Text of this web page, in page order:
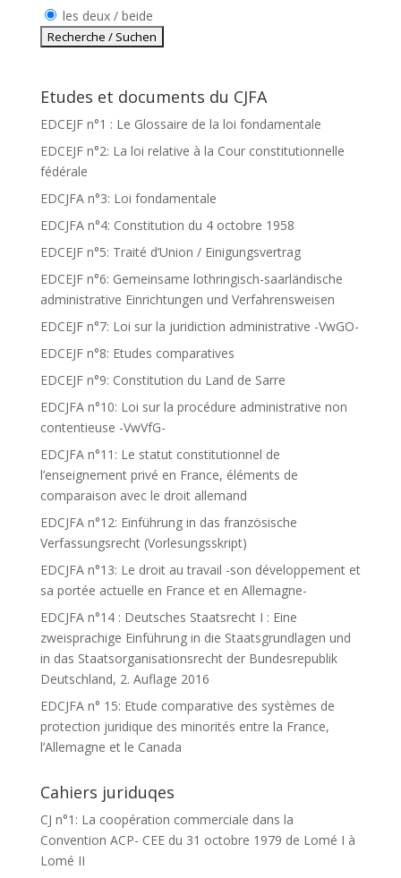
les deux / beide
Etudes et documents du CJFA
EDCEJF n°1 : Le Glossaire de la loi fondamentale
EDCEJF n°2: La loi relative à la Cour constitutionnelle
fédérale
EDCJFA n°3: Loi fondamentale
EDCJFA n°4: Constitution du 4 octobre 1958
EDCEJF n°5: Traité d’Union / Einigungsvertrag
EDCEJF n°6: Gemeinsame lothringisch-saarländische
administrative Einrichtungen und Verfahrensweisen
EDCEJF n°7: Loi sur la juridiction administrative -VwGO-
EDCEJF n°8: Etudes comparatives
EDCEJF n°9: Constitution du Land de Sarre
EDCJFA n°10: Loi sur la procédure administrative non
contentieuse -VwVfG-
EDCJFA n°11: Le statut constitutionnel de
l’enseignement privé en France, éléments de
comparaison avec le droit allemand
EDCJFA n°12: Einführung in das französische
Verfassungsrecht (Vorlesungsskript)
EDCJFA n°13: Le droit au travail -son développement et
sa portée actuelle en France et en Allemagne-
EDCJFA n°14 : Deutsches Staatsrecht I : Eine
zweisprachige Einführung in die Staatsgrundlagen und
in das Staatsorganisationsrecht der Bundesrepublik
Deutschland, 2. Auflage 2016
EDCJFA n° 15: Etude comparative des systèmes de
protection juridique des minorités entre la France,
l’Allemagne et le Canada
Cahiers juriduqes
CJ n°1: La coopération commerciale dans la
Convention ACP- CEE du 31 octobre 1979 de Lomé I à
Lomé II